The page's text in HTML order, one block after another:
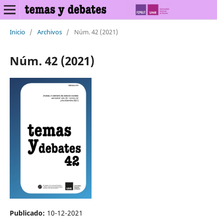
Inicio / Archivos / Núm. 42 (2021)
Núm. 42 (2021)
Publicado: 10-12-2021